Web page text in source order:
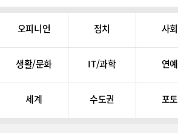
오피니언 정치 사회
생활/문화 IT/과학 연예
세계 수도권 포토